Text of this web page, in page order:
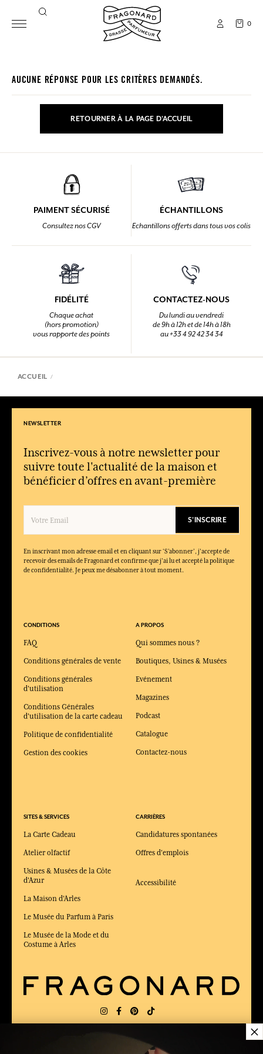
0
AUCUNE RÉPONSE POUR LES CRITÈRES DEMANDÉS.
RETOURNER À LA PAGE D'ACCUEIL
PAIMENT SÉCURISÉ
Consultez nos CGV
ÉCHANTILLONS
Echantillons offerts dans tous vos colis
FIDÉLITÉ
Chaque achat
(hors promotion)
vous rapporte des points
CONTACTEZ-NOUS
Du lundi au vendredi
de 9h à 12h et de 14h à 18h
au +33 4 92 42 34 34
ACCUEIL
NEWSLETTER
Inscrivez-vous à notre newsletter pour
suivre toute l'actualité de la maison et
bénéficier d’offres en avant-première
S'INSCRIRE
En inscrivant mon adresse email et en cliquant sur ‘S’abonner’, j'accepte de
recevoir des emails de Fragonard et confirme que j'ai lu et accepté la politique
de confidentialité. Je peux me désabonner à tout moment.
CONDITIONS
FAQ
Conditions générales de vente
Conditions générales
d'utilisation
Conditions Générales
d'utilisation de la carte cadeau
Politique de confidentialité
Gestion des cookies
SITES & SERVICES
La Carte Cadeau
Atelier olfactif
Usines & Musées de la Côte
d'Azur
La Maison d'Arles
Le Musée du Parfum à Paris
Le Musée de la Mode et du
Costume à Arles
A PROPOS
Qui sommes nous ?
Boutiques, Usines & Musées
Evénement
Magazines
Podcast
Catalogue
Contactez-nous
CARRIÈRES
Candidatures spontanées
Offres d'emplois
Accessibilité
LANGUE:
×